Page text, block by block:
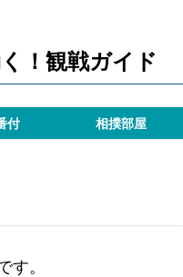
！観戦ガイド
付 相撲部屋
す。